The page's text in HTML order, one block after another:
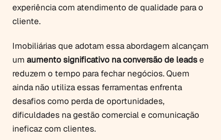
experiência com atendimento de qualidade para o
cliente.
Imobiliárias que adotam essa abordagem alcançam
um aumento significativo na conversão de leadse
reduzem o tempo para fechar negócios. Quem
ainda não utiliza essas ferramentas enfrenta
desafios como perda de oportunidades,
dificuldades na gestão comercial e comunicação
ineficaz com clientes.